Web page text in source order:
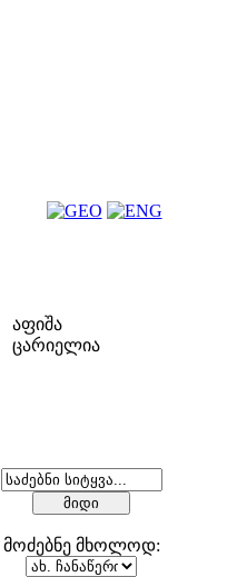
აფიშა
ცარიელია
მოძებნე მხოლოდ: